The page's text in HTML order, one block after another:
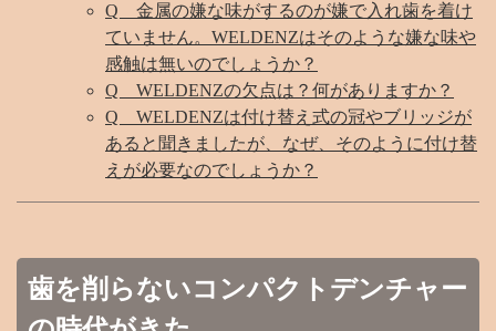
Q 金属の嫌な味がするのが嫌で入れ歯を着け
ていません。WELDENZはそのような嫌な味や
感触は無いのでしょうか？
Q WELDENZの欠点は？何がありますか？
Q WELDENZは付け替え式の冠やブリッジが
あると聞きましたが、なぜ、そのように付け替
えが必要なのでしょうか？
歯を削らないコンパクトデンチャー